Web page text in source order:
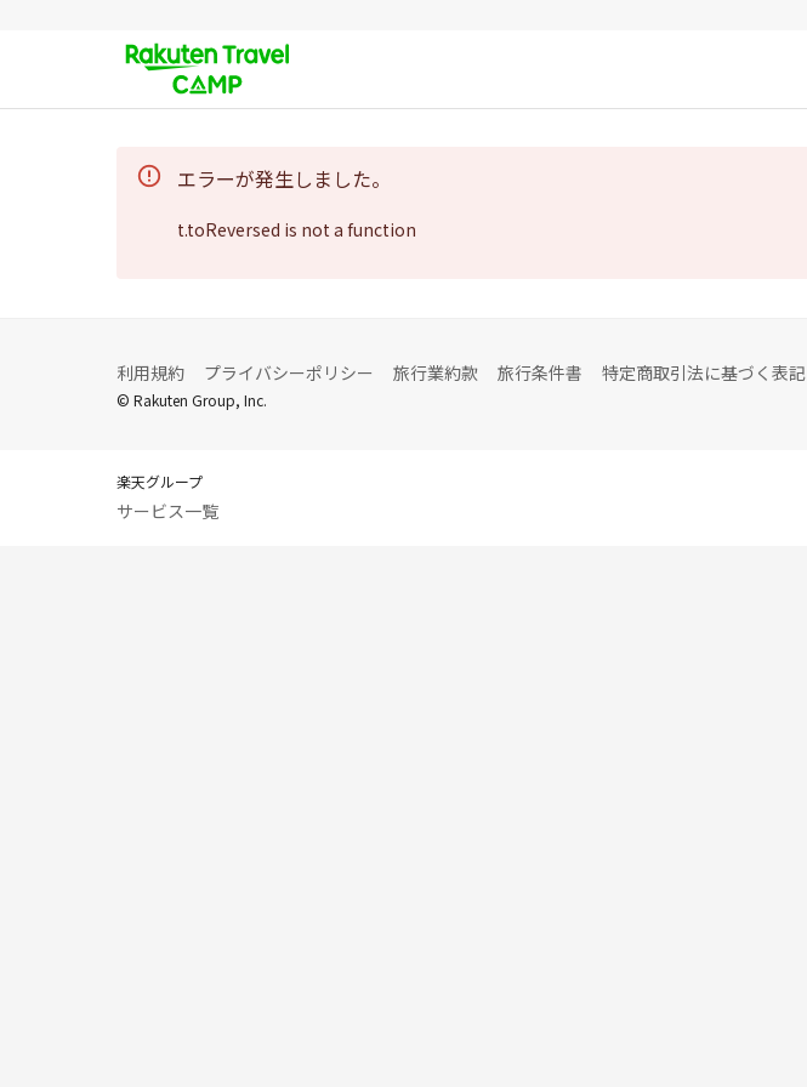
エラーが発生しました。
t.toReversed is not a function
利用規約 プライバシーポリシー 旅行業約款 旅行条件書 特定商取引法に基づく表記
© Rakuten Group, Inc.
楽天グループ
サービス一覧